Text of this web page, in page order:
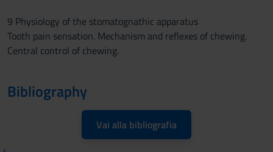
9 Physiology of the stomatognathic apparatus
Tooth pain sensation. Mechanism and reflexes of chewing.
Central control of chewing.
Bibliography
Vai alla bibliografia